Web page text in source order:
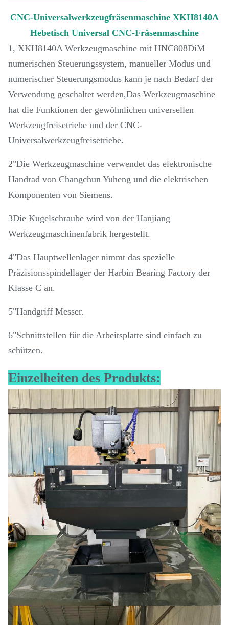
CNC-Universalwerkzeugfräsenmaschine XKH8140A
Hebetisch Universal CNC-Fräsenmaschine
1, XKH8140A Werkzeugmaschine mit HNC808DiM
numerischen Steuerungssystem, manueller Modus und
numerischer Steuerungsmodus kann je nach Bedarf der
Verwendung geschaltet werden,Das Werkzeugmaschine
hat die Funktionen der gewöhnlichen universellen
Werkzeugfreisetriebe und der CNC-
Universalwerkzeugfreisetriebe.
2"Die Werkzeugmaschine verwendet das elektronische
Handrad von Changchun Yuheng und die elektrischen
Komponenten von Siemens.
3Die Kugelschraube wird von der Hanjiang
Werkzeugmaschinenfabrik hergestellt.
4"Das Hauptwellenlager nimmt das spezielle
Präzisionsspindellager der Harbin Bearing Factory der
Klasse C an.
5"Handgriff Messer.
6"Schnittstellen für die Arbeitsplatte sind einfach zu
schützen.
Einzelheiten des Produkts: